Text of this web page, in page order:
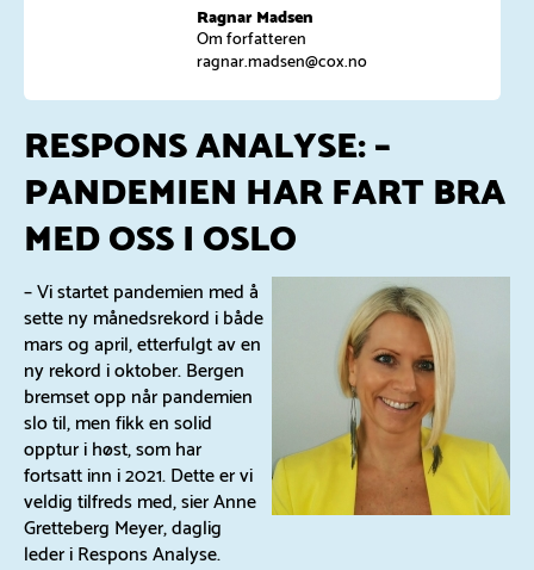
Ragnar Madsen
Om forfatteren
ragnar.madsen@cox.no
RESPONS ANALYSE: –
PANDEMIEN HAR FART BRA
MED OSS I OSLO
– Vi startet pandemien med å
sette ny månedsrekord i både
mars og april, etterfulgt av en
ny rekord i oktober. Bergen
bremset opp når pandemien
slo til, men fikk en solid
opptur i høst, som har
fortsatt inn i 2021. Dette er vi
veldig tilfreds med, sier Anne
Gretteberg Meyer, daglig
leder i Respons Analyse.